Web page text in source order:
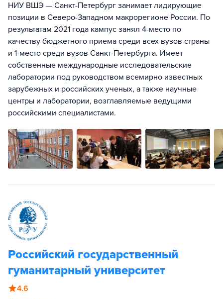
НИУ ВШЭ — Санкт-Петербург занимает лидирующие
позиции в Северо-Западном макрорегионе России. По
результатам 2021 года кампус занял 4-место по
качеству бюджетного приема среди всех вузов страны
и 1-место среди вузов Санкт-Петербурга. Имеет
собственные международные исследовательские
лаборатории под руководством всемирно известных
зарубежных и российских ученых, а также научные
центры и лаборатории, возглавляемые ведущими
российскими специалистами.
Российский государственный
гуманитарный университет
4.6